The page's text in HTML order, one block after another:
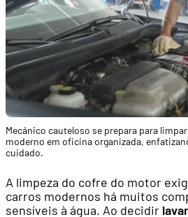
Mecânico cauteloso se prepara para
moderno em oficina organizada,
cuidado.
A limpeza do cofre do motor
carros modernos há muitos
sensíveis à água. Ao decidir